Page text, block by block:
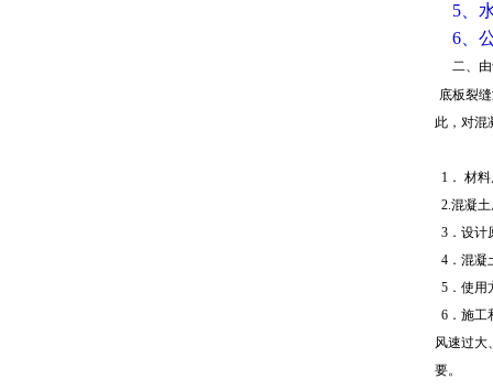
5、
6、
二、
底板裂
此，对混
1． 材
2.混凝
3．设计
4 ．混
5．使用
6．施工
风速过大
要。